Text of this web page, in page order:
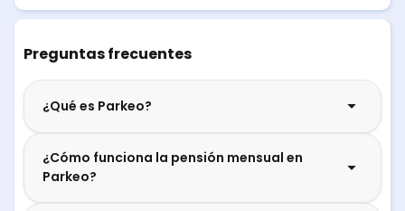
Preguntas frecuentes
¿Qué es Parkeo?
¿Cómo funciona la pensión mensual en
Parkeo?